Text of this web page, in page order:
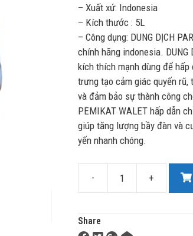
– Xuất xứ: Indonesia
– Kích thước : 5L
– Công dụng: DUNG DỊCH
chính hãng indonesia. DUNG
kích thích mạnh dùng để hấp
trưng tạo cảm giác quyến
và đảm bảo sự thành công
PEMIKAT WALET hấp dẫn
giúp tăng lượng bầy đàn và
yến nhanh chóng.
- +
Share